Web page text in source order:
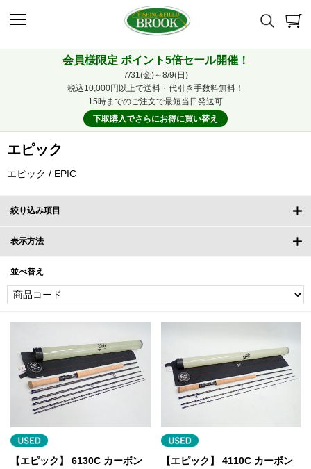
会員様限定 ポイント5倍セール開催！
7/31(金)～8/9(日)
税込10,000円以上で送料・代引き手数料無料！
15時までのご注文で最短当日発送可
下取購入でさらにお得に買い替え
エピック
エピック / EPIC
絞り込み項目
表示方法
並べ替え
【エピック】 6130C カーボン
【エピック】 4110C カーボン